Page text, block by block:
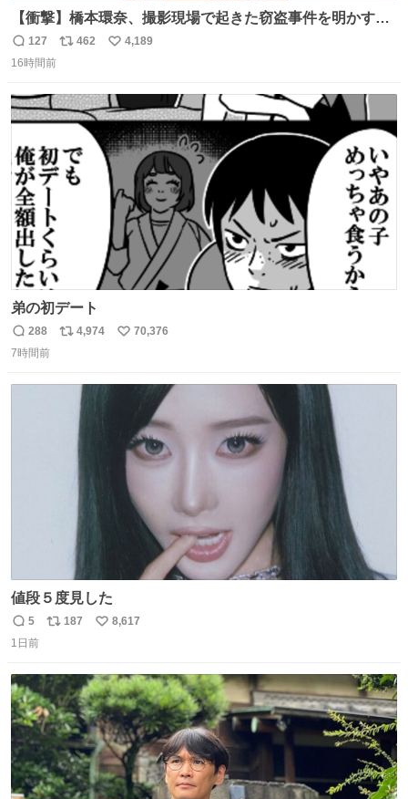
【衝撃】橋本環奈、撮影現場で起きた窃盗事件を明かす
「警察が来てました」 news.livedoor.com/article/detail…
橋本は「撮影現場で照明さんのケーブルが盗まれて…。廃
述懐。専門家も「銅の価値が上がってるんですよね…」と
反応した。
返
信
127
リ
ト
数
462
い
数
4,189
16時間前
弟の初デート
返
信
288
リ
4,974
い
70,376
7時間前
値段５度見した
返
信
5
リ
ト
数
187
い
数
8,617
1日前